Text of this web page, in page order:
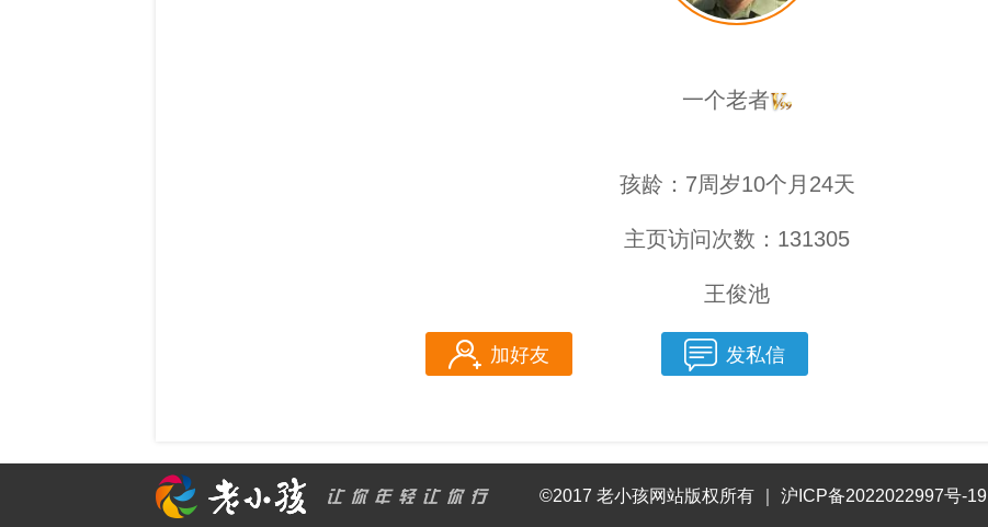
一个老者
孩龄：7周岁10个月24天
主页访问次数：131305
王俊池
加好友 发私信
©2017 老小孩网站版权所有 沪ICP备2022022997号-19